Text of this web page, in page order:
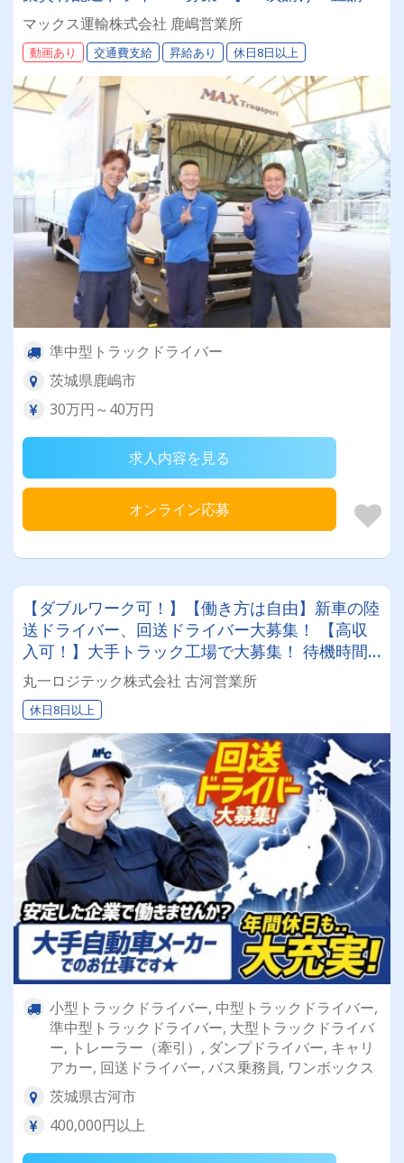
案件100％✨全車ナビ付/AT車20台保有◎
マックス運輸株式会社 鹿嶋営業所
動画あり 交通費支給 昇給あり 休日8日以上
準中型トラックドライバー
茨城県鹿嶋市
30万円～40万円
求人内容を見る
オンライン応募
【ダブルワーク可！】【働き方は自由】新車の陸
送ドライバー、回送ドライバー大募集！ 【高収
入可！】大手トラック工場で大募集！ 待機時間
もなく身体の負担が少ないお仕事♬★休みと収入
のバランスは好きなように選べます★
丸一ロジテック株式会社 古河営業所
休日8日以上
小型トラックドライバー, 中型トラックドライバー,
準中型トラックドライバー, 大型トラックドライバ
ー, トレーラー（牽引）, ダンプドライバー, キャリ
アカー, 回送ドライバー, バス乗務員, ワンボックス
茨城県古河市
400,000円以上